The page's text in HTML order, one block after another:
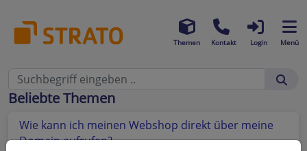
Themen Kontakt Login Menü
Beliebte Themen
Wie kann ich meinen Webshop direkt über meine
Domain aufrufen?